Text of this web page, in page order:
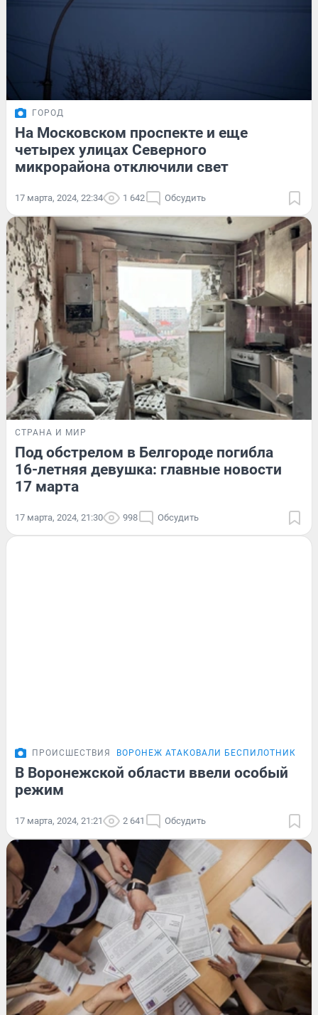
ГОРОД
На Московском проспекте и еще
четырех улицах Северного
микрорайона отключили свет
17 марта, 2024, 22:34 1 642 Обсудить
СТРАНА И МИР
Под обстрелом в Белгороде погибла
16-летняя девушка: главные новости
17 марта
17 марта, 2024, 21:30 998 Обсудить
ПРОИСШЕСТВИЯ ВОРОНЕЖ АТАКОВАЛИ БЕСПИЛОТНИКИ
В Воронежской области ввели особый
режим
17 марта, 2024, 21:21 2 641 Обсудить